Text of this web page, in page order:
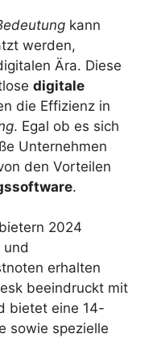
kann
werden,
Ära. Diese
digitale
die Effizienz in
. Egal ob es sich
Unternehmen
den Vorteilen
.
2024
und
erhalten
beeindruckt mit
bietet eine 14-
sowie spezielle